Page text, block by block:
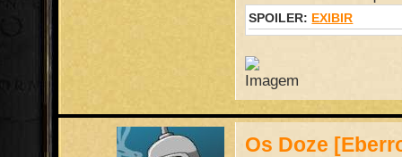
SPOILER: EXIBIR
Os Doze